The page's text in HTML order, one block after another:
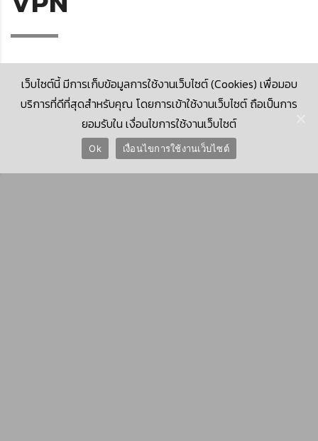
© 2026 Krungthai Computer Services Co., Ltd. (KTCS)
เว็บไซต์นี้ มีการเก็บข้อมูลการใช้งานเว็บไซต์ (Cookies) เพื่อมอบ
บริการที่ดีที่สุดสำหรับคุณ โดยการเข้าใช้งานเว็บไซต์ ถือเป็นการ
ยอมรับใน เงื่อนไขการใช้งานเว็บไซต์
Ok เงื่อนไขการใช้งานเว็บไซต์